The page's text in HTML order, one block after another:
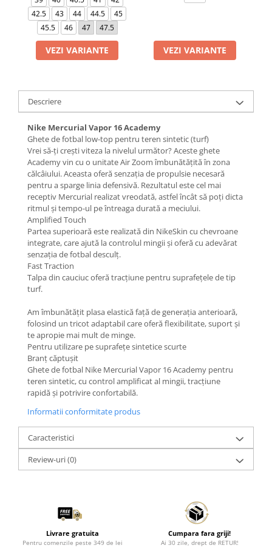
42.5
43 44 44.5
45
45.5
46 47 47.5
VEZI VARIANTE VEZI VARIANTE
Descriere
Nike Mercurial Vapor 16 Academy
Ghete de fotbal low-top pentru teren sintetic (turf)
Vrei să-ți crești viteza la nivelul următor? Aceste ghete
Academy vin cu o unitate Air Zoom îmbunătățită în zona
călcâiului. Aceasta oferă senzația de propulsie necesară
pentru a sparge linia defensivă. Rezultatul este cel mai
receptiv Mercurial realizat vreodată, astfel încât să poți dicta
ritmul și tempo-ul pe întreaga durată a meciului.
Amplified Touch
Partea superioară este realizată din NikeSkin cu chevroane
integrate, care ajută la controlul mingii și oferă cu adevărat
senzația de fotbal desculț.
Fast Traction
Talpa din cauciuc oferă tracțiune pentru suprafețele de tip
turf.
Am îmbunătățit plasa elastică față de generația anterioară,
folosind un tricot adaptabil care oferă flexibilitate, suport și
te apropie mai mult de minge.
Pentru utilizare pe suprafețe sintetice scurte
Branț căptușit
Ghete de fotbal Nike Mercurial Vapor 16 Academy pentru
teren sintetic, cu control amplificat al mingii, tracțiune
rapidă și potrivire confortabilă.
Informatii conformitate produs
Caracteristici
Review-uri(0)
Livrare gratuita
Pentru comenzile peste 349 de lei
Cumpara fara griji!
Ai 30 zile, drept de RETUR!